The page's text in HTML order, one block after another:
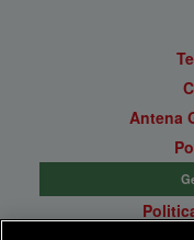
Antena